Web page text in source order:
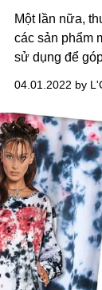
Một lần nữa,
các sản phẩm
sử dụng để
04.01.2022 by